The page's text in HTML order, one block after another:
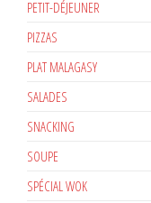
PETIT-DÉJEUNER
PIZZAS
PLAT MALAGASY
SALADES
SNACKING
SOUPE
SPÉCIAL WOK